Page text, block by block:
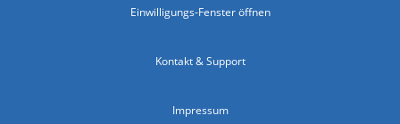
Einwilligungs-Fenster öffnen
Kontakt & Support
Impressum